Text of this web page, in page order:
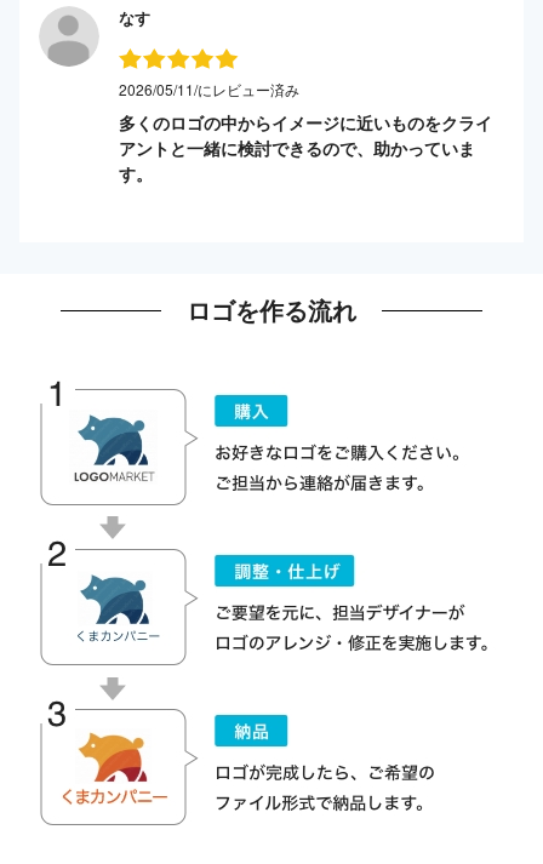
なす
2026/05/11/にレビュー済み
多くのロゴの中からイメージに近いものをクライ
アントと一緒に検討できるので、助かっていま
す。
ロゴを作る流れ